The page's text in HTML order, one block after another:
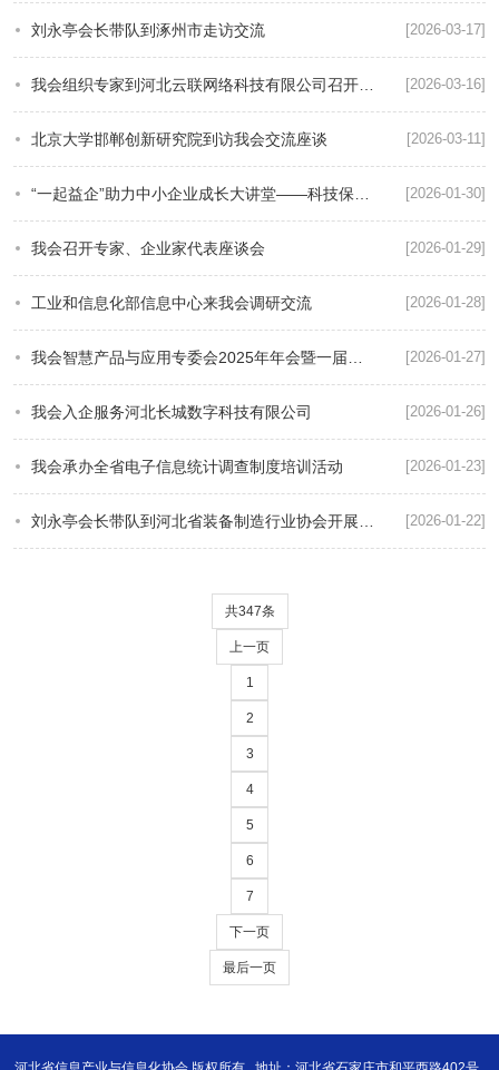
[2026-03-17]
刘永亭会长带队到涿州市走访交流
[2026-03-16]
我会组织专家到河北云联网络科技有限公司召开“工业无人车”专题研讨会
[2026-03-11]
北京大学邯郸创新研究院到访我会交流座谈
[2026-01-30]
“一起益企”助力中小企业成长大讲堂——科技保险专场圆满举办
[2026-01-29]
我会召开专家、企业家代表座谈会
[2026-01-28]
工业和信息化部信息中心来我会调研交流
[2026-01-27]
我会智慧产品与应用专委会2025年年会暨一届二次全体会议成功举办
[2026-01-26]
我会入企服务河北长城数字科技有限公司
[2026-01-23]
我会承办全省电子信息统计调查制度培训活动
[2026-01-22]
刘永亭会长带队到河北省装备制造行业协会开展工作交流
共347条
上一页
1
2
3
4
5
6
7
下一页
最后一页